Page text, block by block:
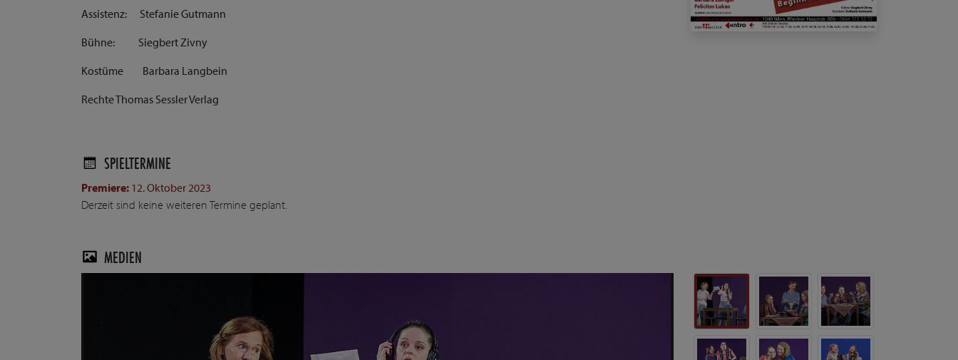
Assistenz: Stefanie Gutmann
Bühne: Siegbert Zivny
Kostüme Barbara Langbein
Rechte Thomas Sessler Verlag
SPIELTERMINE
Premiere: 12. Oktober 2023
Derzeit sind keine weiteren Termine geplant.
MEDIEN